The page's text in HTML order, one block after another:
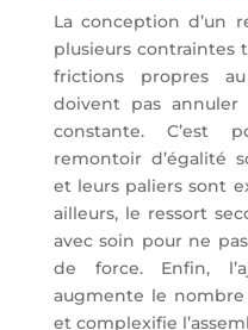
La conception d’un
plusieurs contraintes
frictions propres
doivent pas
constante. C’est
remontoir d’égalité
et leurs paliers sont
ailleurs, le ressort
avec soin pour ne
de force. Enfin,
augmente le
et complexifie